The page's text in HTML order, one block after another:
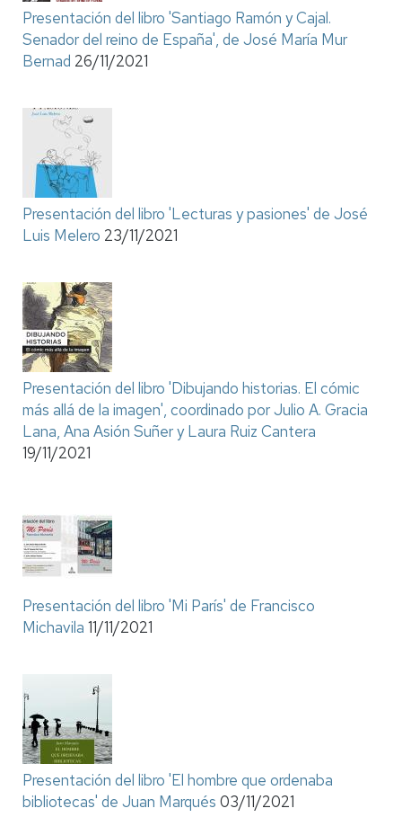
Presentación del libro 'Santiago Ramón y Cajal.
Senador del reino de España', de José María Mur
Bernad 26/11/2021
Presentación del libro 'Lecturas y pasiones' de José
Luis Melero 23/11/2021
Presentación del libro 'Dibujando historias. El cómic
más allá de la imagen', coordinado por Julio A. Gracia
Lana, Ana Asión Suñer y Laura Ruiz Cantera
19/11/2021
Presentación del libro 'Mi París' de Francisco
Michavila 11/11/2021
Presentación del libro 'El hombre que ordenaba
bibliotecas' de Juan Marqués 03/11/2021